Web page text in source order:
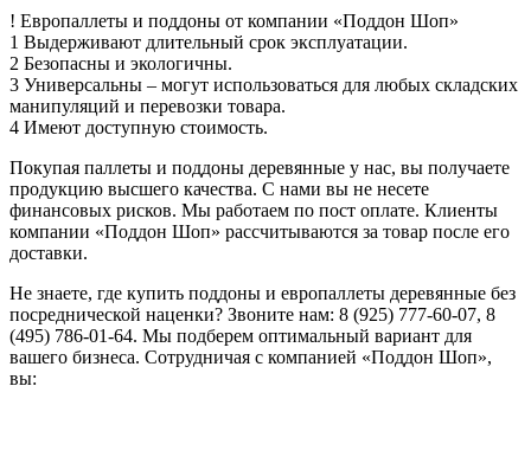
! Европаллеты и поддоны от компании «Поддон Шоп»
1 Выдерживают длительный срок эксплуатации.
2 Безопасны и экологичны.
3 Универсальны – могут использоваться для любых складских
манипуляций и перевозки товара.
4 Имеют доступную стоимость.
Покупая паллеты и поддоны деревянные у нас, вы получаете
продукцию высшего качества. С нами вы не несете
финансовых рисков. Мы работаем по пост оплате. Клиенты
компании «Поддон Шоп» рассчитываются за товар после его
доставки.
Не знаете, где купить поддоны и европаллеты деревянные без
посреднической наценки? Звоните нам: 8 (925) 777-60-07, 8
(495) 786-01-64. Мы подберем оптимальный вариант для
вашего бизнеса. Сотрудничая с компанией «Поддон Шоп»,
вы: